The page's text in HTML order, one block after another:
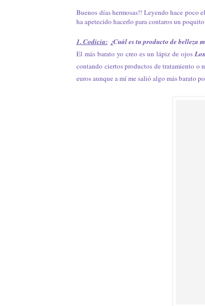
Buenos días hermosas!! Leyendo hace poco
ha apetecido hacerlo para contaros un
1. Codicia: ¿Cuál es tu producto de belleza
El más barato yo creo es un lápiz de ojos
contando ciertos productos de tratamiento
euros aunque a mí me salió algo más barato